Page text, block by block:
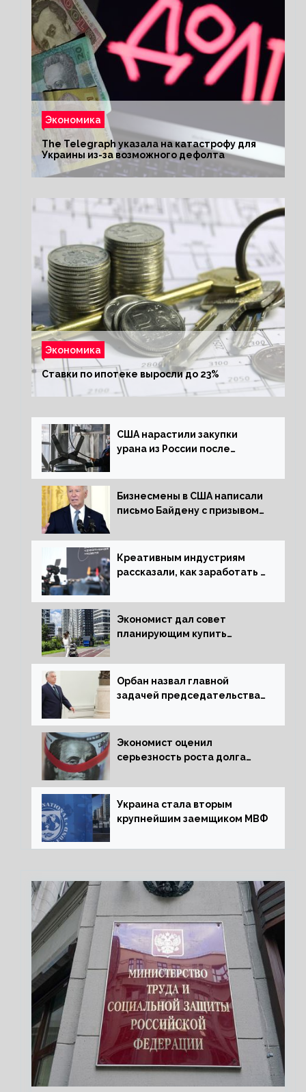
Экономика
The Telegraph указала на катастрофу для
Украины из-за возможного дефолта
Экономика
Ставки по ипотеке выросли до 23%
США нарастили закупки
урана из России после
Бизнесмены в США написали
письмо Байдену с призывом
Креативным индустриям
рассказали, как заработать 2
экономики
Экономист дал совет
планирующим купить
Орбан назвал главной
задачей председательства
за мир
Экономист оценил
серьезность роста долга
Украина стала вторым
крупнейшим заемщиком МВФ